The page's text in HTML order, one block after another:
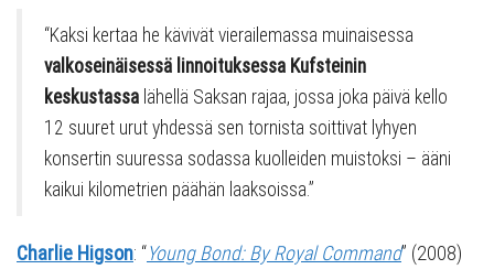
“Kaksi kertaa he kävivät vierailemassa muinaisessa
valkoseinäisessä linnoituksessa Kufsteinin
keskustassa lähellä Saksan rajaa, jossa joka päivä kello
12 suuret urut yhdessä sen tornista soittivat lyhyen
konsertin suuressa sodassa kuolleiden muistoksi – ääni
kaikui kilometrien päähän laaksoissa.”
Charlie Higson: “Young Bond: By Royal Command” (2008)